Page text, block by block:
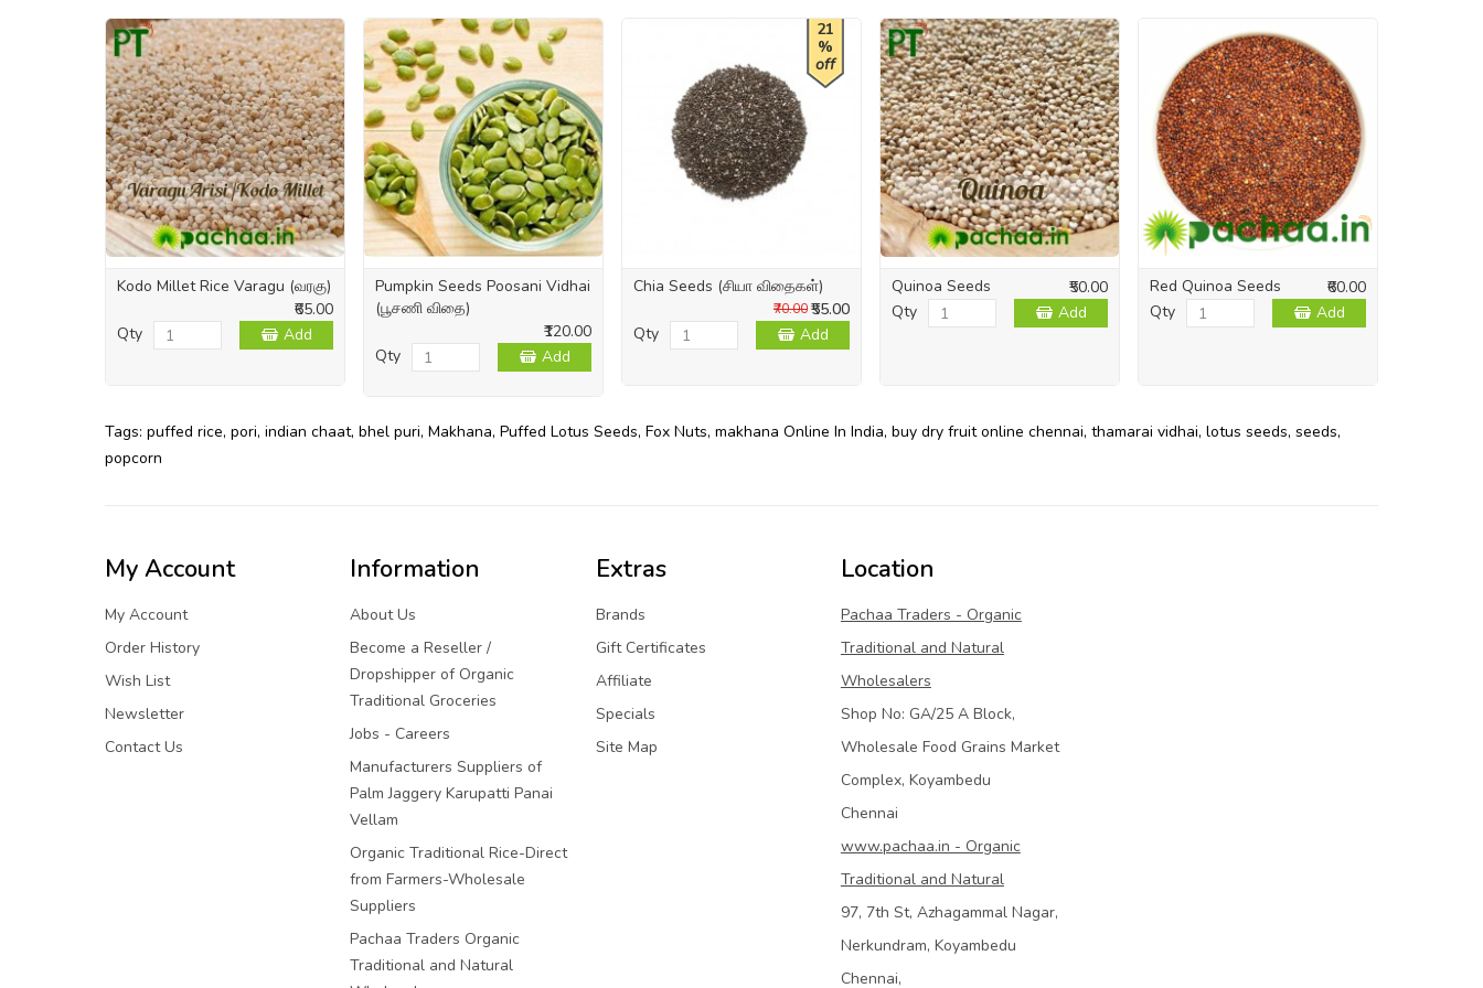
Kodo Millet Rice Varagu (வரகு)
₹65.00
Qty
Add
Pumpkin Seeds Poosani Vidhai
(பூசணி விதை)
₹120.00
Qty
Add
21
%
off
Chia Seeds (சியா விதைகள்)
₹55.00
₹70.00
Qty Add
Quinoa Seeds
₹50.00
Qty
Add
Red Quinoa Seeds
₹60.00
Qty
Add
Tags: puffed rice, pori, indian chaat, bhel puri, Makhana, Puffed Lotus Seeds, Fox Nuts, makhana Online In India, buy dry fruit online chennai, thamarai vidhai, lotus seeds, seeds,
popcorn
My Account
My Account
Order History
Wish List
Newsletter
Contact Us
Information
About Us
Become a Reseller /
Dropshipper of Organic
Traditional Groceries
Jobs - Careers
Manufacturers Suppliers of
Palm Jaggery Karupatti Panai
Vellam
Organic Traditional Rice-Direct
from Farmers-Wholesale
Suppliers
Pachaa Traders Organic
Traditional and Natural
Extras
Brands
Gift Certificates
Affiliate
Specials
Site Map
Location
Pachaa Traders - Organic
Traditional and Natural
Wholesalers
Shop No: GA/25 A Block,
Wholesale Food Grains Market
Complex, Koyambedu
Chennai
www.pachaa.in - Organic
Traditional and Natural
97, 7th St, Azhagammal Nagar,
Nerkundram, Koyambedu
Chennai,